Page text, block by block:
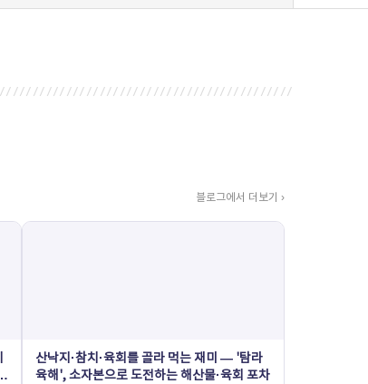
블로그에서 더보기 ›
산낙지·참치·육회를 골라 먹는 재미 — '탐라
육해', 소자본으로 도전하는 해산물·육회 포차